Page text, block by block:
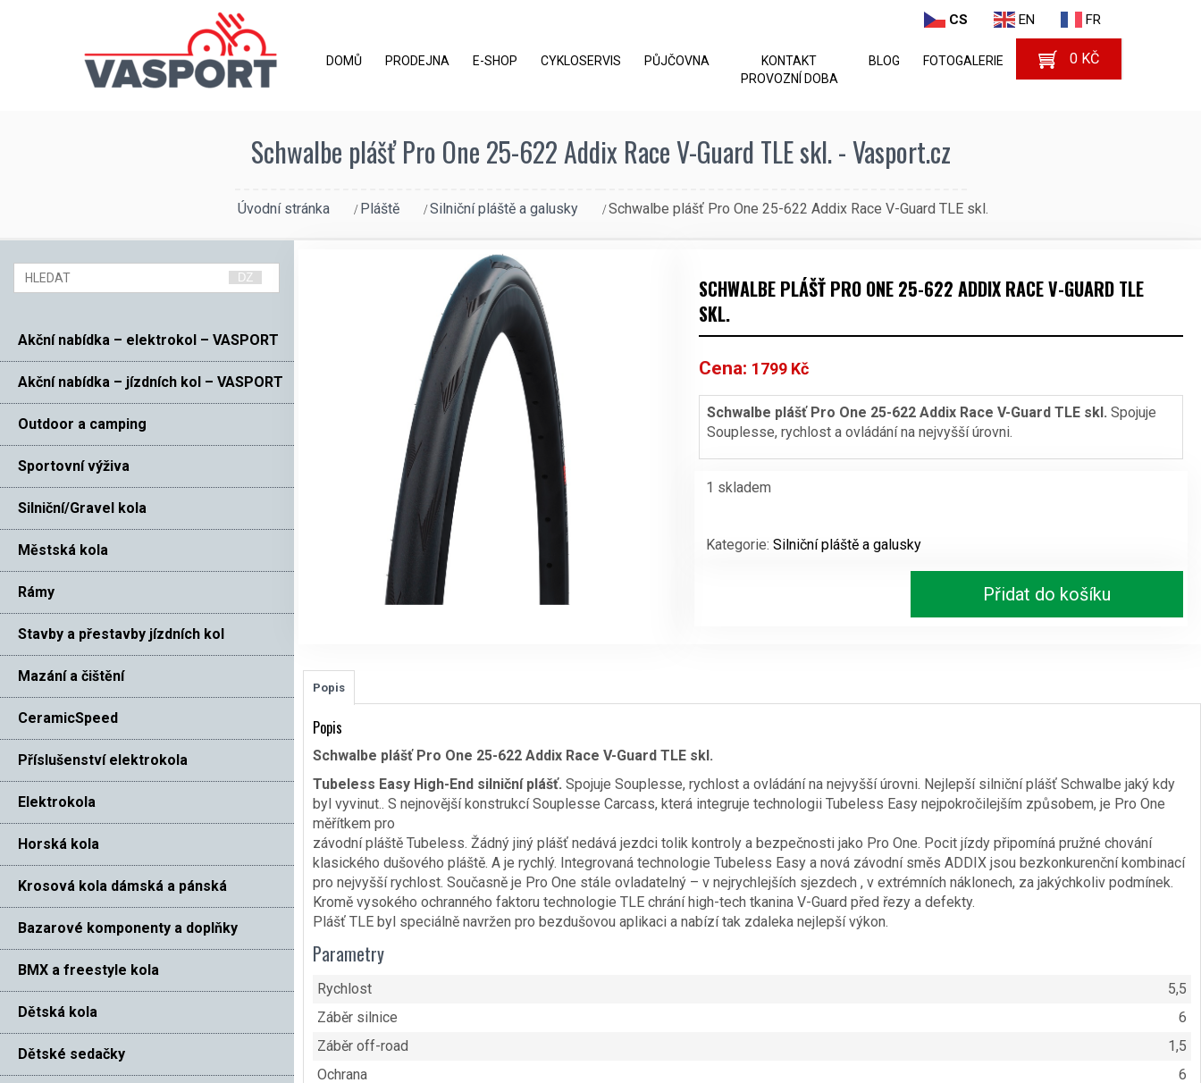
CS EN FR
DOMŮ PRODEJNA E-SHOP CYKLOSERVIS PŮJČOVNA
KONTAKT
PROVOZNÍ DOBA
BLOG FOTOGALERIE 0 KČ
Schwalbe plášť Pro One 25-622 Addix Race V-Guard TLE skl. - Vasport.cz
Úvodní stránka Pláště Silniční pláště a galusky Schwalbe plášť Pro One 25-622 Addix Race V-Guard TLE skl.
Akční nabídka – elektrokol – VASPORT
Akční nabídka – jízdních kol – VASPORT
Outdoor a camping
Sportovní výživa
Silniční/Gravel kola
Městská kola
Rámy
Stavby a přestavby jízdních kol
Mazání a čištění
CeramicSpeed
Příslušenství elektrokola
Elektrokola
Horská kola
Krosová kola dámská a pánská
Bazarové komponenty a doplňky
BMX a freestyle kola
Dětská kola
Dětské sedačky
SCHWALBE PLÁŠŤ PRO ONE 25-622 ADDIX RACE V-GUARD TLE
SKL.
Cena: 1799 Kč
Schwalbe plášť Pro One 25-622 Addix Race V-Guard TLE skl. Spojuje
Souplesse, rychlost a ovládání na nejvyšší úrovni.
1 skladem
Pro
množství
Kategorie: Silniční pláště a galusky
Přidat do košíku
Popis
Popis
Schwalbe plášť Pro One 25-622 Addix Race V-Guard TLE skl.
Tubeless Easy High-End silniční plášť. Spojuje Souplesse, rychlost a ovládání na nejvyšší úrovni. Nejlepší silniční plášť Schwalbe jaký kdy
byl vyvinut.. S nejnovější konstrukcí Souplesse Carcass, která integruje technologii Tubeless Easy nejpokročilejším způsobem, je Pro One
měřítkem pro
závodní pláště Tubeless. Žádný jiný plášť nedává jezdci tolik kontroly a bezpečnosti jako Pro One. Pocit jízdy připomíná pružné chování
klasického dušového pláště. A je rychlý. Integrovaná technologie Tubeless Easy a nová závodní směs ADDIX jsou bezkonkurenční kombinací
pro nejvyšší rychlost. Současně je Pro One stále ovladatelný – v nejrychlejších sjezdech , v extrémních náklonech, za jakýchkoliv podmínek.
Kromě vysokého ochranného faktoru technologie TLE chrání high-tech tkanina V-Guard před řezy a defekty.
Plášť TLE byl speciálně navržen pro bezdušovou aplikaci a nabízí tak zdaleka nejlepší výkon.
Parametry
Rychlost
5,5
Záběr silnice
6
Záběr off-road
1,5
Ochrana
6